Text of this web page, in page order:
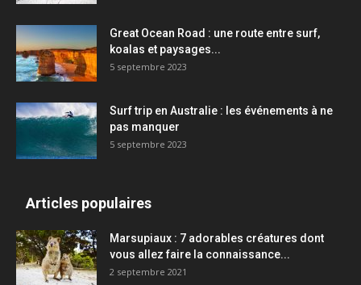
Great Ocean Road : une route entre surf,
koalas et paysages...
5 septembre 2023
Surf trip en Australie : les événements à ne
pas manquer
5 septembre 2023
Articles populaires
Marsupiaux : 7 adorables créatures dont
vous allez faire la connaissance...
2 septembre 2021